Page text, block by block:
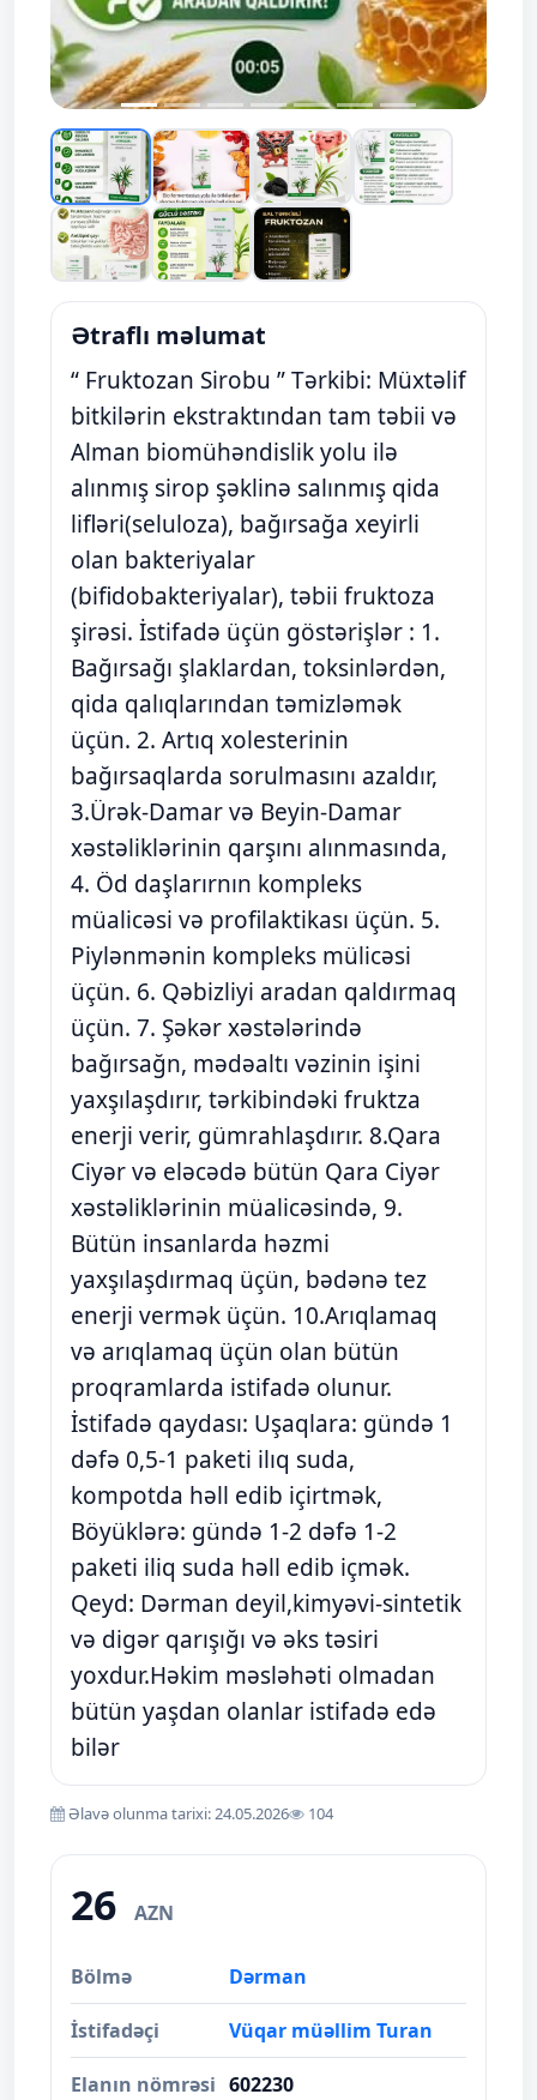
Ətraflı məlumat
“ Fruktozan Sirobu ” Tərkibi: Müxtəlif
bitkilərin ekstraktından tam təbii və
Alman biomühəndislik yolu ilə
alınmış sirop şəklinə salınmış qida
lifləri(seluloza), bağırsağa xeyirli
olan bakteriyalar
(bifidobakteriyalar), təbii fruktoza
şirəsi. İstifadə üçün göstərişlər : 1.
Bağırsağı şlaklardan, toksinlərdən,
qida qalıqlarından təmizləmək
üçün. 2. Artıq xolesterinin
bağırsaqlarda sorulmasını azaldır,
3.Ürək-Damar və Beyin-Damar
xəstəliklərinin qarşını alınmasında,
4. Öd daşlarırnın kompleks
müalicəsi və profilaktikası üçün. 5.
Piylənmənin kompleks mülicəsi
üçün. 6. Qəbizliyi aradan qaldırmaq
üçün. 7. Şəkər xəstələrində
bağırsağn, mədəaltı vəzinin işini
yaxşılaşdırır, tərkibindəki fruktza
enerji verir, gümrahlaşdırır. 8.Qara
Ciyər və eləcədə bütün Qara Ciyər
xəstəliklərinin müalicəsində, 9.
Bütün insanlarda həzmi
yaxşılaşdırmaq üçün, bədənə tez
enerji vermək üçün. 10.Arıqlamaq
və arıqlamaq üçün olan bütün
proqramlarda istifadə olunur.
İstifadə qaydası: Uşaqlara: gündə 1
dəfə 0,5-1 paketi ilıq suda,
kompotda həll edib içirtmək,
Böyüklərə: gündə 1-2 dəfə 1-2
paketi iliq suda həll edib içmək.
Qeyd: Dərman deyil,kimyəvi-sintetik
və digər qarışığı və əks təsiri
yoxdur.Həkim məsləhəti olmadan
bütün yaşdan olanlar istifadə edə
bilər
Əlavə olunma tarixi: 24.05.2026 104
26 AZN
Bölmə Dərman
İstifadəçi Vüqar müəllim Turan
Elanın nömrəsi 602230